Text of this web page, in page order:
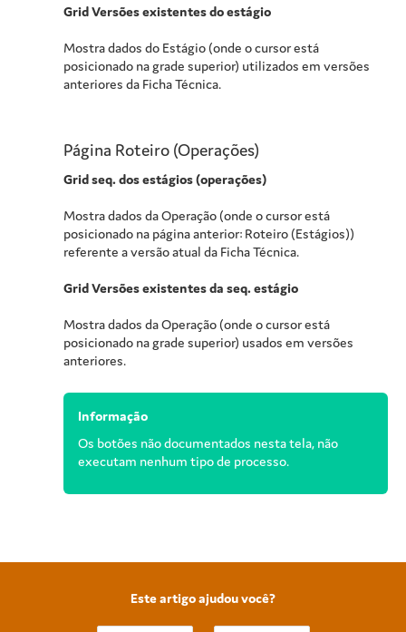
Grid Versões existentes do estágio
Mostra dados do Estágio (onde o cursor está
posicionado na grade superior) utilizados em versões
anteriores da Ficha Técnica.
Página Roteiro (Operações)
Grid seq. dos estágios (operações)
Mostra dados da Operação (onde o cursor está
posicionado na página anterior: Roteiro (Estágios))
referente a versão atual da Ficha Técnica.
Grid Versões existentes da seq. estágio
Mostra dados da Operação (onde o cursor está
posicionado na grade superior) usados em versões
anteriores.
Informação
Os botões não documentados nesta tela, não
executam nenhum tipo de processo.
Este artigo ajudou você?